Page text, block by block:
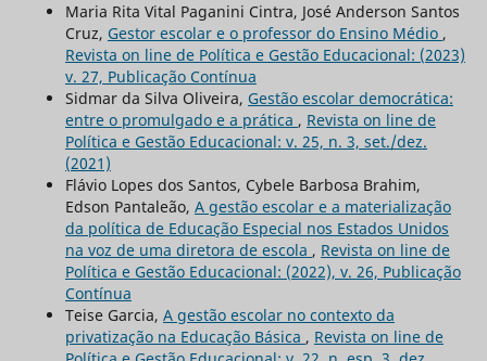
Maria Rita Vital Paganini Cintra, José Anderson Santos
Cruz, Gestor escolar e o professor do Ensino Médio ,
Revista on line de Política e Gestão Educacional: (2023)
v. 27, Publicação Contínua
Sidmar da Silva Oliveira, Gestão escolar democrática:
entre o promulgado e a prática , Revista on line de
Política e Gestão Educacional: v. 25, n. 3, set./dez.
(2021)
Flávio Lopes dos Santos, Cybele Barbosa Brahim,
Edson Pantaleão, A gestão escolar e a materialização
da política de Educação Especial nos Estados Unidos
na voz de uma diretora de escola , Revista on line de
Política e Gestão Educacional: (2022), v. 26, Publicação
Contínua
Teise Garcia, A gestão escolar no contexto da
privatização na Educação Básica , Revista on line de